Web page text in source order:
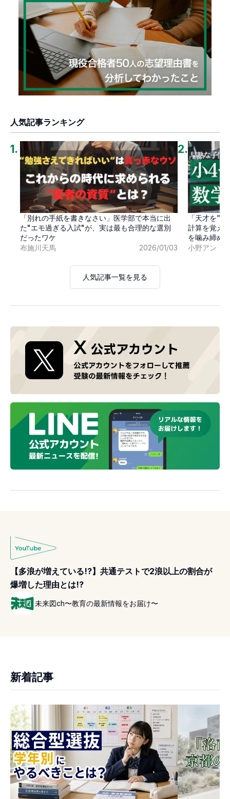
人気記事ランキング
1.
「別れの手紙を書きなさい」医学部で本当に出
た"エモ過ぎる入試"が、実は最も合理的な選別
だったワケ
布施川天馬
2026/01/03
2.
「天才を”
計算を覚え
を噛み締め
小野アン
人気記事一覧を見る
【多浪が増えている!?】共通テストで2浪以上の割合が
爆増した理由とは!?
未来図ch〜教育の最新情報をお届け〜
新着記事